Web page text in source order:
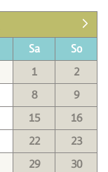
Sa
So
1
2
8
9
15
16
22
23
29
30